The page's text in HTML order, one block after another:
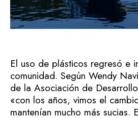
El uso de plásticos regresó e
comunidad. Según Wendy
de la Asociación de Desarrollo
«con los años, vimos el
mantenían mucho más sucias.